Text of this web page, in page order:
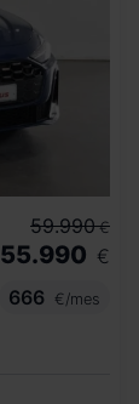
59.990 €
55.990 €
666
€/mes